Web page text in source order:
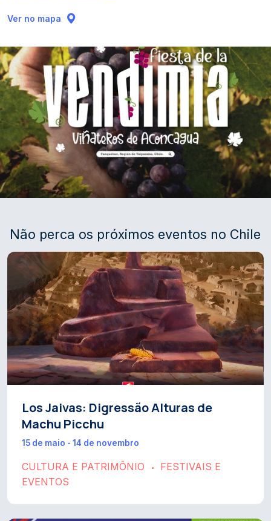
Ver no mapa
Não perca os próximos eventos no Chile
Los Jaivas: Digressão Alturas de
Machu Picchu
15 de maio - 14 de novembro
CULTURA E PATRIMÔNIO •
FESTIVAIS E
EVENTOS